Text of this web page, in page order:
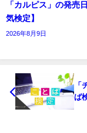
「カルピス」の発売
気検定】
2026年8月9日
「
ば